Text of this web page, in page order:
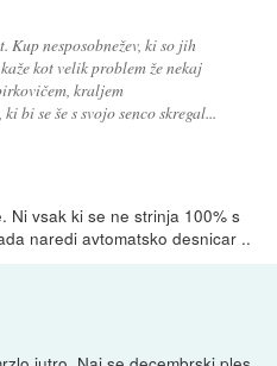
Kup nesposobnežev, ki so jih
kot velik problem že nekaj
kraljem
bi se še s svojo senco skregal...
Ni vsak ki se ne strinja 100% s
naredi avtomatsko desnicar ..